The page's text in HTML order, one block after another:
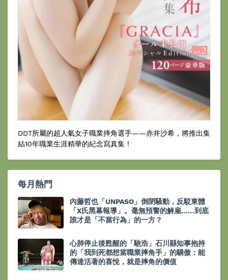
DDT所屬的超人氣女子職業摔角選手——赤井沙希，將推出集
結10年職業生涯精華的紀念寫真集！
每月熱門
內藤哲也「UNPASO」倒閉騷動，反駁東體
「X氏黑幕報導」。毫無預警的解雇……到底
誰才是「不當行為」的一方？
心肺停止後甦醒的「馳浩」石川縣知事抱持
的「我到死都想當職業摔角手」的驕傲：能
傳達活著的喜悅，就是摔角的價值